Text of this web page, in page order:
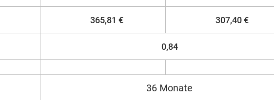
365,81 € 307,40 €
0,84
36 Monate